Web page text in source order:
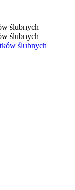
ślubnych
ślubnych